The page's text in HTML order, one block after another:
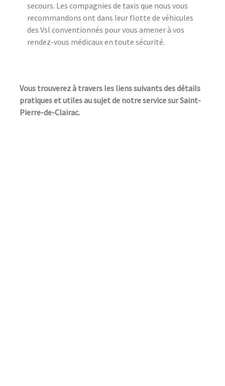
secours. Les compagnies de taxis que nous vous
recommandons ont dans leur flotte de véhicules
des Vsl conventionnés pour vous amener à vos
rendez-vous médicaux en toute sécurité.
Vous trouverez à travers les liens suivants des détails
pratiques et utiles au sujet de notre service sur Saint-
Pierre-de-Clairac.